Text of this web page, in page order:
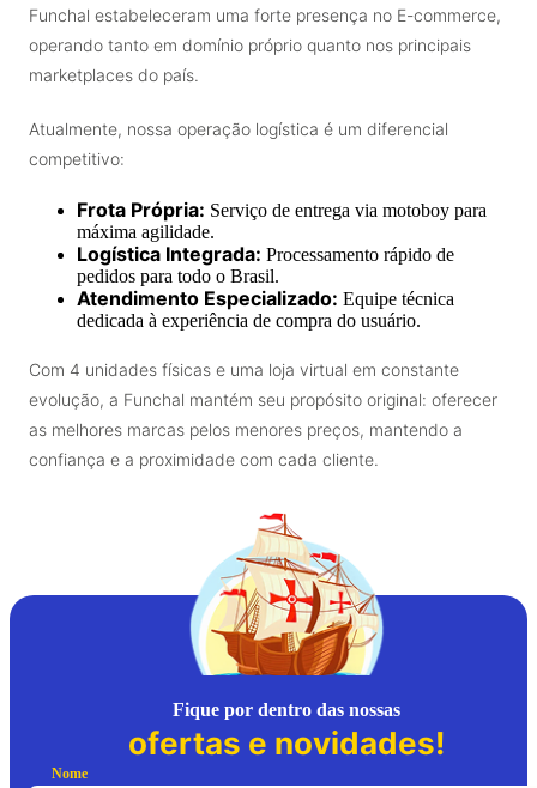
Funchal estabeleceram uma forte presença no E-commerce,
operando tanto em domínio próprio quanto nos principais
marketplaces do país.
Atualmente, nossa operação logística é um diferencial
competitivo:
Frota Própria: Serviço de entrega via motoboy para
máxima agilidade.
Logística Integrada: Processamento rápido de
pedidos para todo o Brasil.
Atendimento Especializado: Equipe técnica
dedicada à experiência de compra do usuário.
Com 4 unidades físicas e uma loja virtual em constante
evolução, a Funchal mantém seu propósito original: oferecer
as melhores marcas pelos menores preços, mantendo a
confiança e a proximidade com cada cliente.
Fique por dentro das nossas
ofertas e novidades!
Nome